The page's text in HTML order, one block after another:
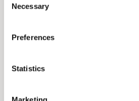
Necessary
Preferences
Statistics
denDatenschutzbestimmungen